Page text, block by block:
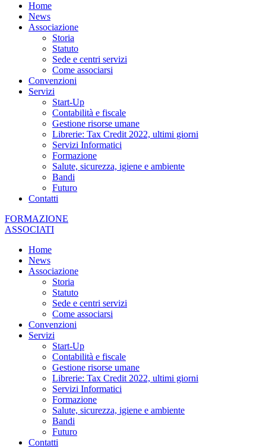
Home
News
Associazione
Storia
Statuto
Sede e centri servizi
Come associarsi
Convenzioni
Servizi
Start-Up
Contabilità e fiscale
Gestione risorse umane
Librerie: Tax Credit 2022, ultimi giorni
Servizi Informatici
Formazione
Salute, sicurezza, igiene e ambiente
Bandi
Futuro
Contatti
FORMAZIONE
ASSOCIATI
Home
News
Associazione
Storia
Statuto
Sede e centri servizi
Come associarsi
Convenzioni
Servizi
Start-Up
Contabilità e fiscale
Gestione risorse umane
Librerie: Tax Credit 2022, ultimi giorni
Servizi Informatici
Formazione
Salute, sicurezza, igiene e ambiente
Bandi
Futuro
Contatti